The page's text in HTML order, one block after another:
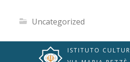
Uncategorized
ISTITUTO
RIPRISTINA